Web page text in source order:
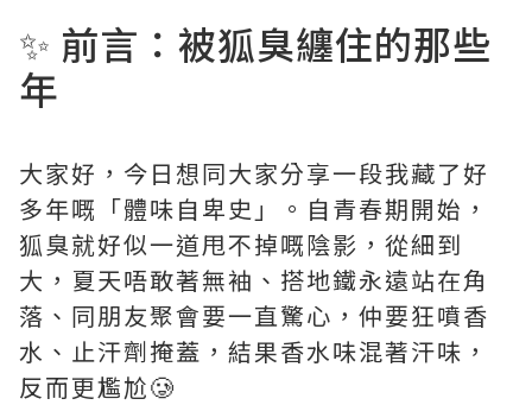
✨ 前言：被狐臭纏住的那些
年
大家好，今日想同大家分享一段我藏了好
多年嘅「體味自卑史」。自青春期開始，
狐臭就好似一道甩不掉嘅陰影，從細到
大，夏天唔敢著無袖、搭地鐵永遠站在角
落、同朋友聚會要一直驚心，仲要狂噴香
水、止汗劑掩蓋，結果香水味混著汗味，
反而更尷尬🥲